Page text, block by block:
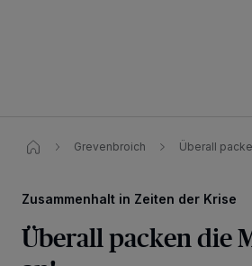
Grevenbroich Überall
Zusammenhalt in Zeiten der Krise
Überall packen die